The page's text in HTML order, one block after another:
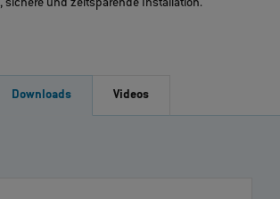
sichere und zeitsparende Installation.
Downloads Videos